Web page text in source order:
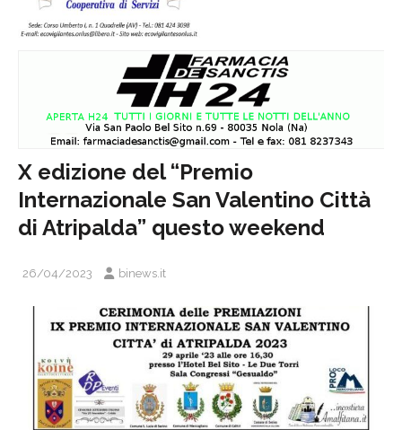
X edizione del “Premio
Internazionale San Valentino Città
di Atripalda” questo weekend
26/04/2023 binews.it